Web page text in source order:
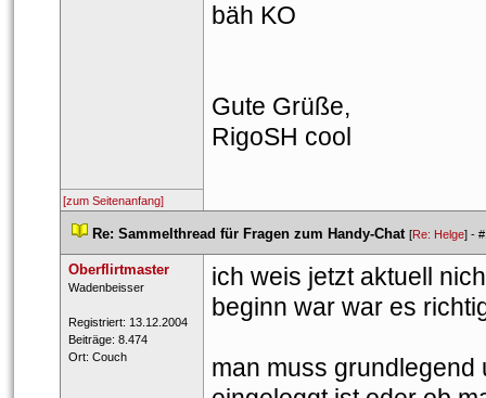
bäh KO
Gute Grüße,
RigoSH cool
[zum Seitenanfang]
Re: Sammelthread für Fragen zum Handy-Chat [Re: Helge] -
Oberflirtmaster
​Wadenbeisser
Registriert: 13.12.2004
Beiträge: 8.474
Ort: Couch
ich weis jetzt aktuell
beginn war war es
man muss